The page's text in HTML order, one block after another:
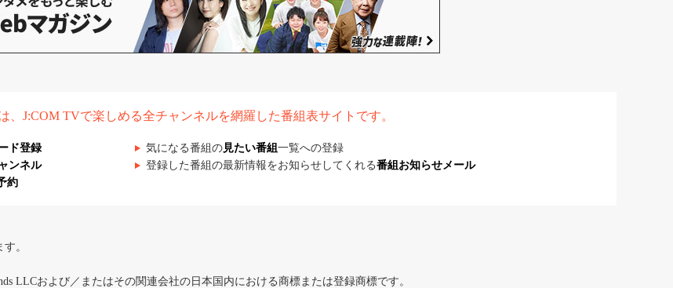
、J:COM TVで楽しめる全チャンネルを網羅した番組表サイトです。
ド登録 気になる番組の見たい番組 一覧への登録
ンネル 登録した番組の最新情報をお知らせしてくれる番組お知らせメール
約
。
LLCおよび／またはその関連会社の日本国内における商標または登録商標です。